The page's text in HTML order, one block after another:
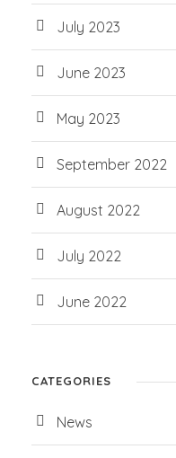
July 2023
June 2023
May 2023
September 2022
August 2022
July 2022
June 2022
CATEGORIES
News